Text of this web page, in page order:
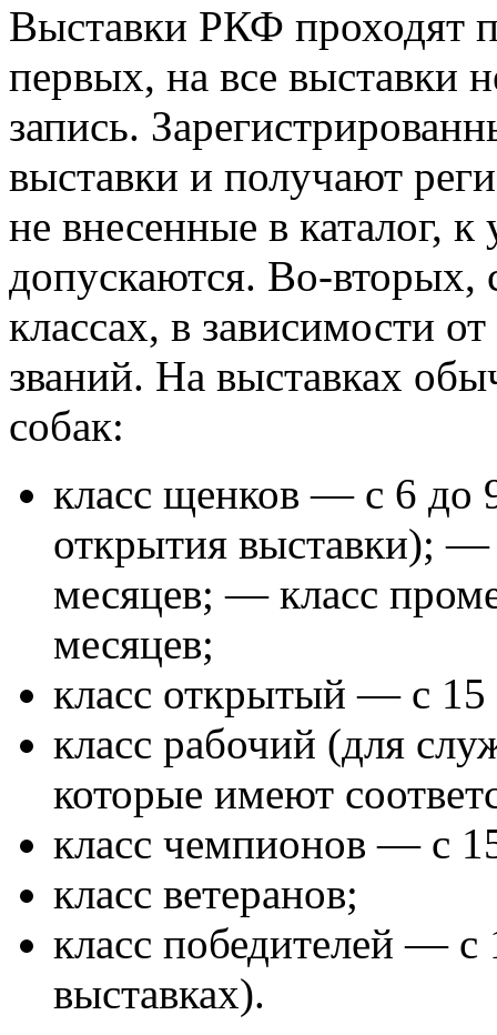
Выставки РКФ проходят
первых, на все выставки
запись.
выставки и получают
не внесенные в каталог,
допускаются. Во-вторых,
классах, в зависимости
званий. На выставках
собак:
класс щенков — с 6 до
открытия выставки);
месяцев; — класс
месяцев;
класс открытый — с 15
класс рабочий (для
которые имеют
класс чемпионов — с
класс ветеранов;
класс победителей — с
выставках).